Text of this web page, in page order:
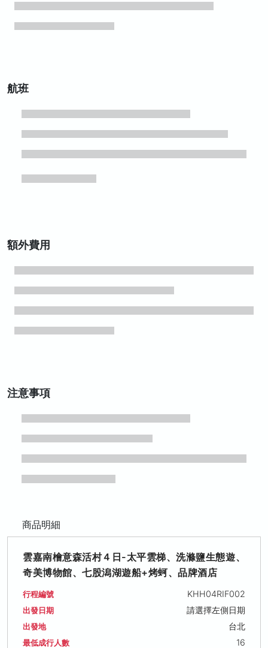
航班
額外費用
注意事項
商品明細
雲嘉南檜意森活村４日-太平雲梯、洗滌鹽生態遊、
奇美博物館、七股潟湖遊船+烤蚵、品牌酒店
行程編號 KHH04RIF002
出發日期 請選擇左側日期
出發地 台北
最低成行人數 16